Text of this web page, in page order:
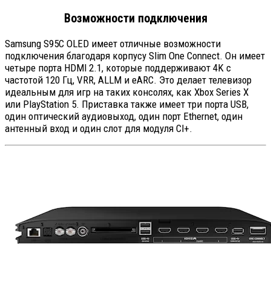
Возможности подключения
Samsung S95C OLED имеет отличные возможности
подключения благодаря корпусу Slim One Connect. Он имеет
четыре порта HDMI 2.1, которые поддерживают 4K с
частотой 120 Гц, VRR, ALLM и eARC. Это делает телевизор
идеальным для игр на таких консолях, как Xbox Series X
или PlayStation 5. Приставка также имеет три порта USB,
один оптический аудиовыход, один порт Ethernet, один
антенный вход и один слот для модуля CI+.